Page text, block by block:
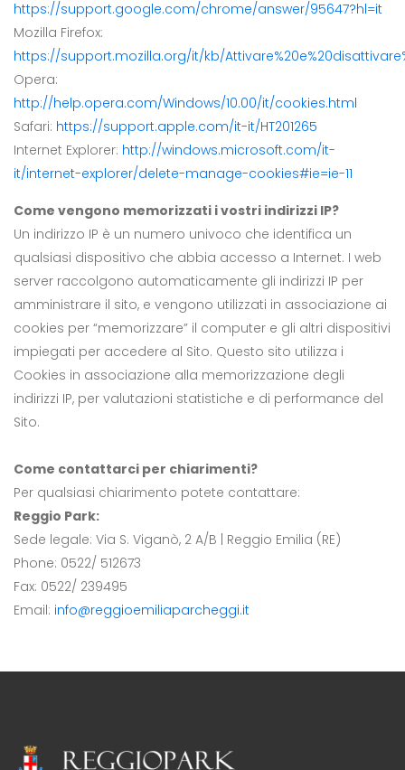
https://support.google.com/chrome/answer/95647?hl=it
Mozilla Firefox:
https://support.mozilla.org/it/kb/
Opera:
http://help.opera.com/Windows/10.00/it/cookies.html
Safari: https://support.apple.com/it-it/HT201265
Internet Explorer: http://windows.microsoft.com/it-
it/internet-explorer/delete-manage-cookies#ie=ie-11
Come vengono memorizzati i vostri indirizzi IP?
Un indirizzo IP è un numero univoco che identifica un
qualsiasi dispositivo che abbia accesso a Internet. I web
server raccolgono automaticamente gli indirizzi IP per
amministrare il sito, e vengono utilizzati in associazione ai
cookies per “memorizzare” il computer e gli altri dispositivi
impiegati per accedere al Sito. Questo sito utilizza i
Cookies in associazione alla memorizzazione degli
indirizzi IP, per valutazioni statistiche e di performance del
Sito.
Come contattarci per chiarimenti?
Per qualsiasi chiarimento potete contattare:
Reggio Park:
Sede legale: Via S. Viganò, 2 A/B | Reggio Emilia (RE)
Phone: 0522/ 512673
Fax: 0522/ 239495
Email: info@reggioemiliaparcheggi.it